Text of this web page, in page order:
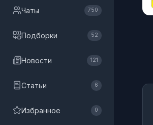
Чаты 750
Подборки 52
Новости 121
Статьи 6
Избранное 0